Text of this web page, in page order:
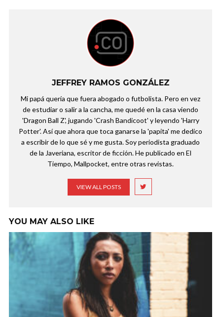
JEFFREY RAMOS GONZÁLEZ
Mi papá quería que fuera abogado o futbolista. Pero en vez
de estudiar o salir a la cancha, me quedé en la casa viendo
'Dragon Ball Z', jugando 'Crash Bandicoot' y leyendo 'Harry
Potter'. Así que ahora que toca ganarse la 'papita' me dedico
a escribir de lo que sé y me gusta. Soy periodista graduado
de la Javeriana, escritor de ficción. He publicado en El
Tiempo, Mallpocket, entre otras revistas.
VIEW ALL POSTS
YOU MAY ALSO LIKE